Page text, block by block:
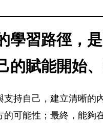
學習路徑，
的賦能開始
支持自己，建立清晰的
的可能性；最終，能夠